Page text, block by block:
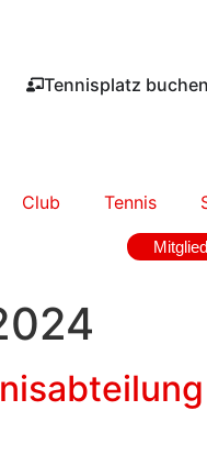
Tennisplatz buchen​
Club Tennis